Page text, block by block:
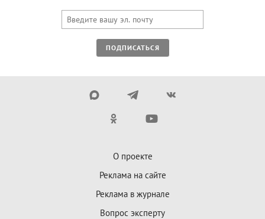
ПОДПИСАТЬСЯ
О проекте
Реклама на сайте
Реклама в журнале
Вопрос эксперту